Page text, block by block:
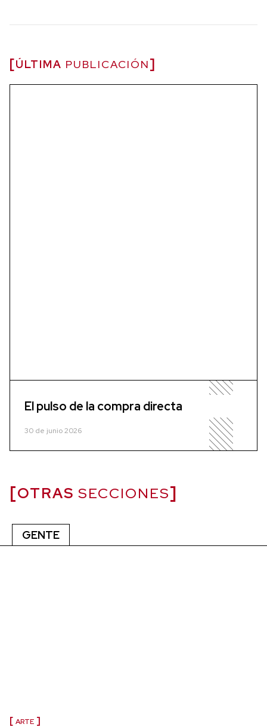
ÚLTIMA PUBLICACIÓN
El pulso de la compra directa
30 de junio 2026
OTRAS SECCIONES
GENTE
ARTE